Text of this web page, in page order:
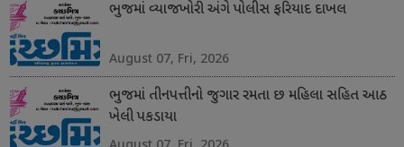
ભુજમાં વ્યાજખોરી અંગે પોલીસ ફરિયાદ દાખલ
August 07, Fri, 2026
ભુજમાં તીનપત્તીનો જુગાર રમતા છ મહિલા સહિત આઠ
ખેલી પકડાયા